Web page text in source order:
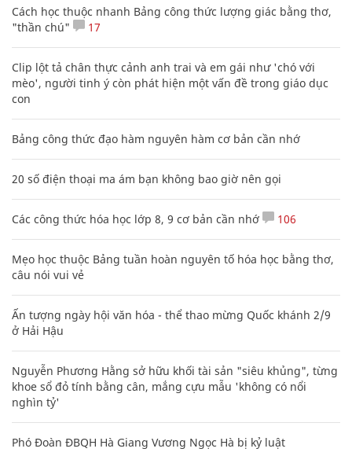
Cách học thuộc nhanh Bảng công thức lượng giác bằng thơ,
"thần chú"
17
Clip lột tả chân thực cảnh anh trai và em gái như 'chó với
mèo', người tinh ý còn phát hiện một vấn đề trong giáo dục
con
Bảng công thức đạo hàm nguyên hàm cơ bản cần nhớ
20 số điện thoại ma ám bạn không bao giờ nên gọi
Các công thức hóa học lớp 8, 9 cơ bản cần nhớ 106
Mẹo học thuộc Bảng tuần hoàn nguyên tố hóa học bằng thơ,
câu nói vui vẻ
Ấn tượng ngày hội văn hóa - thể thao mừng Quốc khánh 2/9
ở Hải Hậu
Nguyễn Phương Hằng sở hữu khối tài sản "siêu khủng", từng
khoe sổ đỏ tính bằng cân, mắng cựu mẫu 'không có nổi
nghìn tỷ'
Phó Đoàn ĐBQH Hà Giang Vương Ngọc Hà bị kỷ luật